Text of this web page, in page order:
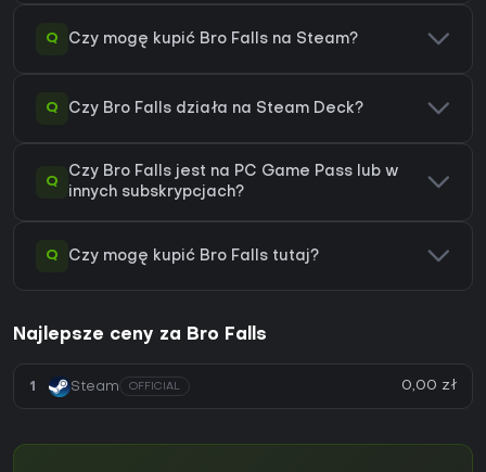
Q Czy mogę kupić Bro Falls na Steam?
Q Czy Bro Falls działa na Steam Deck?
Q
Czy Bro Falls jest na PC Game Pass lub w
innych subskrypcjach?
Q Czy mogę kupić Bro Falls tutaj?
Najlepsze ceny za Bro Falls
1 Steam OFFICIAL 0,00 zł